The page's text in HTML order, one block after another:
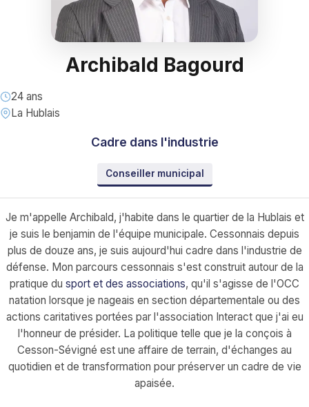
Archibald Bagourd
24 ans
La Hublais
Cadre dans l'industrie
Conseiller municipal
Je m'appelle Archibald, j'habite dans le quartier de la Hublais et
je suis le benjamin de l'équipe municipale. Cessonnais depuis
plus de douze ans, je suis aujourd'hui cadre dans l'industrie de
défense. Mon parcours cessonnais s'est construit autour de la
pratique du sport et des associations, qu'il s'agisse de l'OCC
natation lorsque je nageais en section départementale ou des
actions caritatives portées par l'association Interact que j'ai eu
l'honneur de présider. La politique telle que je la conçois à
Cesson-Sévigné est une affaire de terrain, d'échanges au
quotidien et de transformation pour préserver un cadre de vie
apaisée.